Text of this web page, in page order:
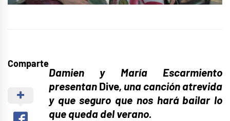
Comparte
Damien y María Escarmiento
presentan Dive, una canción atrevida
y que seguro que nos hará bailar lo
que queda del verano.